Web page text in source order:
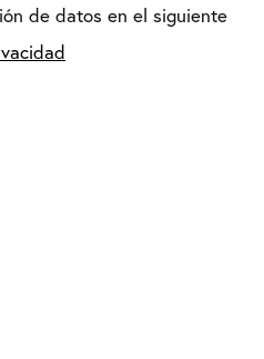
de datos en el siguiente